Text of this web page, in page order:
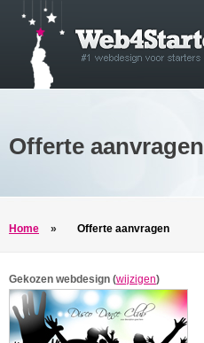
Offerte aanvragen
Home » Offerte aanvragen
Gekozen webdesign (wijzigen)